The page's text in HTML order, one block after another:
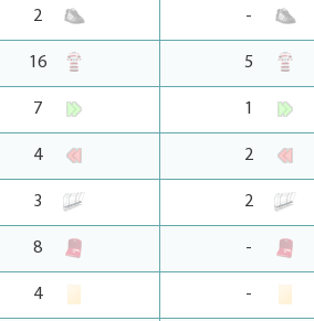
2 -
16 5
7 1
4 2
3 2
8 -
4 -